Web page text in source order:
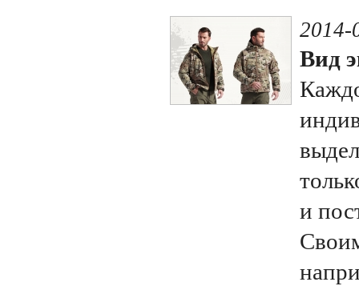
2014-
Вид
и